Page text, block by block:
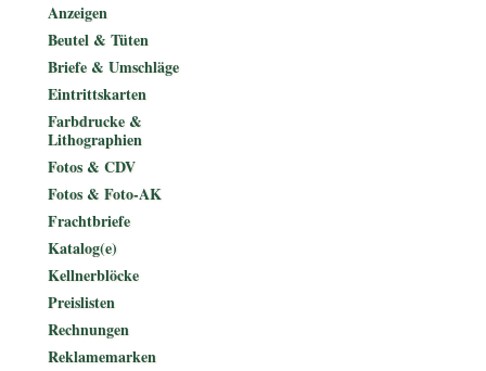
Anzeigen
Beutel & Tüten
Briefe & Umschläge
Eintrittskarten
Farbdrucke &
Lithographien
Fotos & CDV
Fotos & Foto-AK
Frachtbriefe
Katalog(e)
Kellnerblöcke
Preislisten
Rechnungen
Reklamemarken